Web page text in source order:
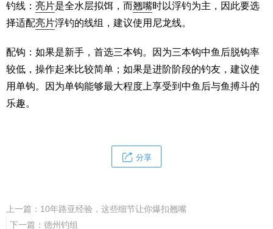
钓线： 亮片是全水层拟饵，而翘嘴时以浮钓为主，因此要选
择适配亮片浮钓的线组，建议使用尼龙线。
配钩：如果是新手，首选三本钩。因为三本钩中鱼后脱钩率
较低，操作起来比较简单；如果是进阶阶段的钓友，建议使
用单钩。因为单钩能够最大程度上享受到中鱼后与鱼搏斗的
乐趣。
分享
上一篇： 10年路亚经验，这些细节让你爆扣翘嘴
下一篇： 德州钓组